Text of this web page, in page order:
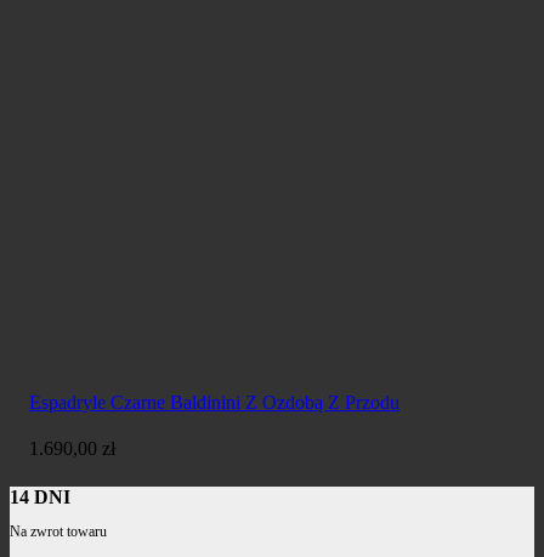
Espadryle Czarne Baldinini Z Ozdobą Z Przodu
1.690,00 zł
14 DNI
Na zwrot towaru